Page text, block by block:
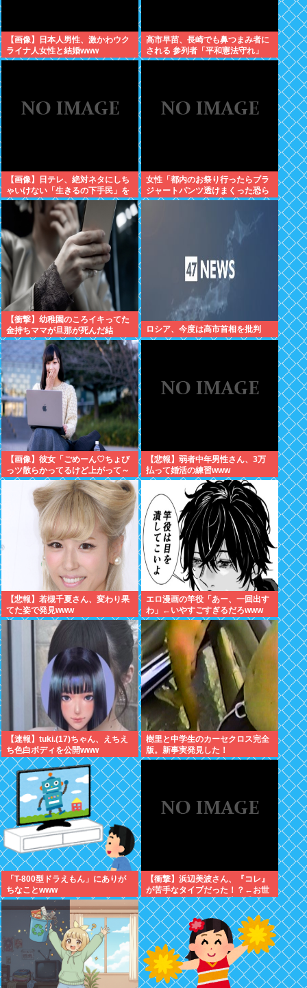
【画像】日本人男性、激かわウク
ライナ人女性と結婚www
高市早苗、長崎でも鼻つまみ者に
される 参列者「平和憲法守れ」
【画像】日テレ、絶対ネタにしち
ゃいけない「生きるの下手民」を
晒し上げてしまう
女性「都内のお祭り行ったらブラ
ジャートパンツ透けまくった恐ら
くSHEINで買ったペラペラの浴衣
【衝撃】幼稚園のころイキってた
金持ちママが旦那が死んだ結
果･････⇒！！
ロシア、今度は高市首相を批判
【画像】彼女「ごめーん♡ちょび
っツ散らかってるけど上がって～
～～！」⇒！！
【悲報】弱者中年男性さん、3万
払って婚活の練習www
【悲報】若槻千夏さん、変わり果
てた姿で発見www
エロ漫画の竿役「あー、一回出す
わ」←いやすごすぎるだろwww
【速報】tuki.(17)ちゃん、えちえ
ち色白ボディを公開www
樹里と中学生のカーセクロス完全
版。新事実発見した！
「T-800型ドラえもん」にありが
ちなことwww
【衝撃】浜辺美波さん、『コレ』
が苦手なタイプだった！？←お世
話してあげたい弱男が大量沸きし
てしまうw w w w w w w w w